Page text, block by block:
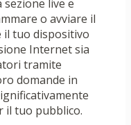
live e
o avviare il
il tuo dispositivo
Internet sia
tramite
domande in
il tuo pubblico.